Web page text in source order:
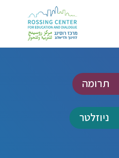
תרומה
ניוזלטר